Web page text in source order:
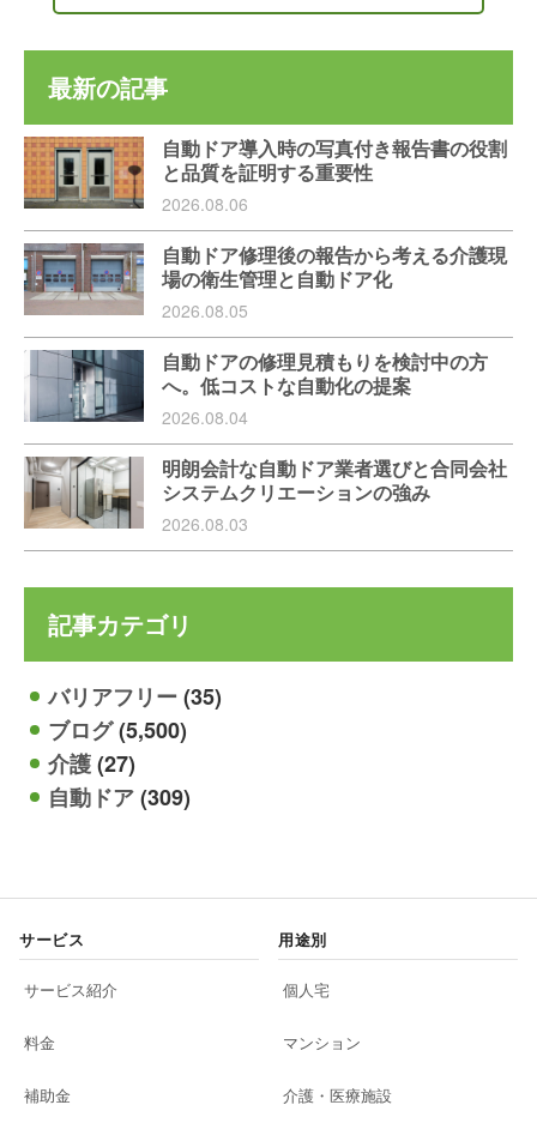
最新の記事
自動ドア導入時の写真付き報告書の役割
と品質を証明する重要性
2026.08.06
自動ドア修理後の報告から考える介護現
場の衛生管理と自動ドア化
2026.08.05
自動ドアの修理見積もりを検討中の方
へ。低コストな自動化の提案
2026.08.04
明朗会計な自動ドア業者選びと合同会社
システムクリエーションの強み
2026.08.03
記事カテゴリ
バリアフリー(35)
ブログ(5,500)
介護(27)
自動ドア(309)
サービス
サービス紹介
料金
補助金
用途別
個人宅
マンション
介護・医療施設